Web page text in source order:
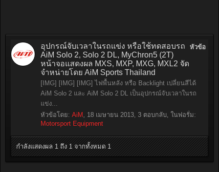
หัวข้อ
อุปกรณ์จับเวลาในรถแข่ง หรือใช้ทดสอบรถ
AiM Solo 2, Solo 2 DL, MyChron5 (2T)
หน้าจอแสดงผล MXS, MXP, MXG, MXL2 จัด
จำหน่ายโดย AiM Sports Thailand
[IMG] [IMG] [IMG] ไฟพื้นหลัง หรือ Backlight เปลี่ยนสีได้
AiM Solo 2 และ AiM Solo 2 DL เป็นอุปกรณ์จับเวลาในรถ
แข่ง...
หัวข้อโดย: AiM , 18 เมษายน 2013, 3 ตอบกลับ, ในฟอรั่ม:
Motorsport Equipment
กำลังแสดงผล 1 ถึง 1 จากทั้งหมด 1